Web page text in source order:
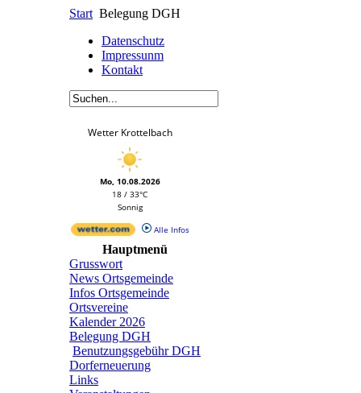
Start Belegung DGH
Datenschutz
Impressunm
Kontakt
Wetter Krottelbach
Mo, 10.08.2026
18 / 33°C
Sonnig
Alle Infos
Hauptmenü
Grusswort
News Ortsgemeinde
Infos Ortsgemeinde
Ortsvereine
Kalender 2026
Belegung DGH
Benutzungsgebühr DGH
Dorferneuerung
Links